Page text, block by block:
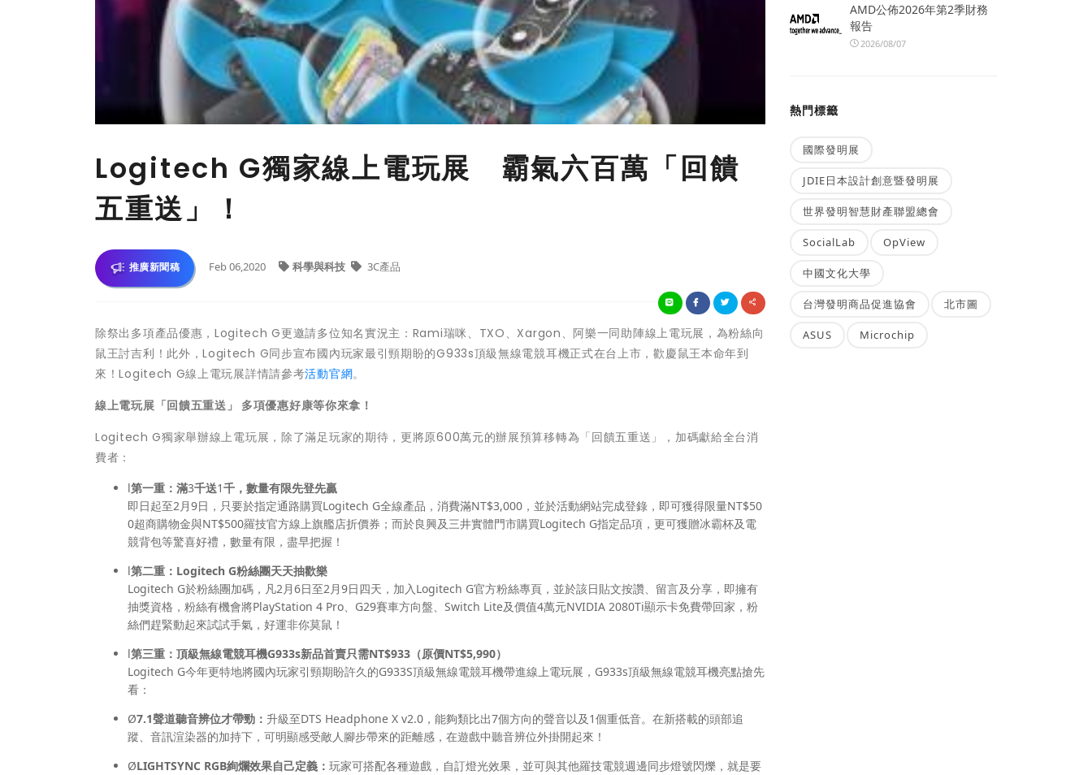
Logitech G獨家線上電玩展 霸氣六百萬「回饋
五重送」！
推廣新聞稿 Feb 06,2020 科學與科技 3C產品
除祭出多項產品優惠，Logitech G更邀請多位知名實況主：Rami瑞咪、TXO、Xargon、阿樂一同助陣線上電玩展，為粉絲向
鼠王討吉利！此外，Logitech G同步宣布國內玩家最引頸期盼的G933s頂級無線電競耳機正式在台上市，歡慶鼠王本命年到
來！Logitech G線上電玩展詳情請參考活動官網。
線上電玩展「回饋五重送」 多項優惠好康等你來拿！
Logitech G獨家舉辦線上電玩展，除了滿足玩家的期待，更將原600萬元的辦展預算移轉為「回饋五重送」，加碼獻給全台消
費者：
l第一重：滿3千送1千，數量有限先登先贏
即日起至2月9日，只要於指定通路購買Logitech G全線產品，消費滿NT$3,000，並於活動網站完成登錄，即可獲得限量NT$50
0超商購物金與NT$500羅技官方線上旗艦店折價券；而於良興及三井實體門市購買Logitech G指定品項，更可獲贈冰霸杯及電
競背包等驚喜好禮，數量有限，盡早把握！
l第二重： Logitech G粉絲團天天抽歡樂
Logitech G於粉絲團加碼，凡2月6日至2月9日四天，加入Logitech G官方粉絲專頁，並於該日貼文按讚、留言及分享，即擁有
抽獎資格，粉絲有機會將PlayStation 4 Pro、G29賽車方向盤、Switch Lite及價值4萬元NVIDIA 2080Ti顯示卡免費帶回家，粉
絲們趕緊動起來試試手氣，好運非你莫鼠！
l第三重：頂級無線電競耳機G933s新品首賣只需NT$933 （原價NT$5,990）
Logitech G今年更特地將國內玩家引頸期盼許久的G933S頂級無線電競耳機帶進線上電玩展，G933s頂級無線電競耳機亮點搶先
看：
Ø7.1聲道聽音辨位才帶勁： 升級至DTS Headphone X v2.0，能夠類比出7個方向的聲音以及1個重低音。在新搭載的頭部追
蹤、音訊渲染器的加持下，可明顯感受敵人腳步帶來的距離感，在遊戲中聽音辨位外掛開起來！
ØLIGHTSYNC RGB絢爛效果自己定義： 玩家可搭配各種遊戲，自訂燈光效果，並可與其他羅技電競週邊同步燈號閃爍，就是要
AMD公佈2026年第2季財務
報告
2026/08/07
熱門標籤
國際發明展
JDIE日本設計創意暨發明展
世界發明智慧財產聯盟總會
SocialLab OpView
中國文化大學
台灣發明商品促進協會 北市圖
ASUS Microchip